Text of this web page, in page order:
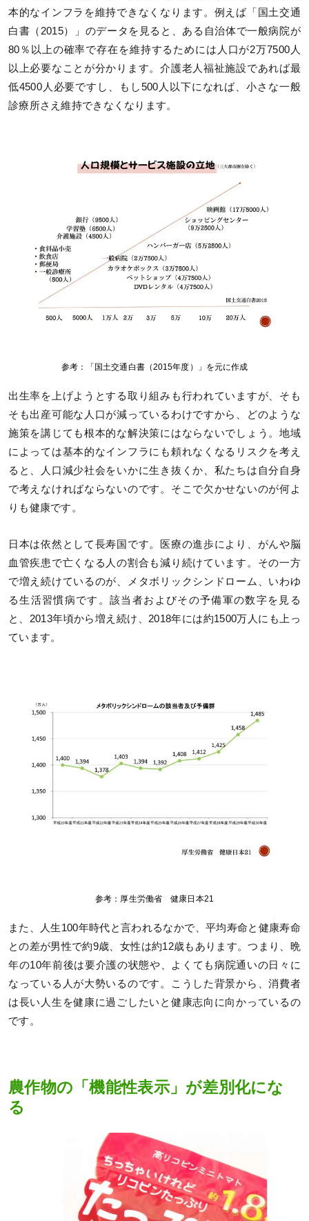
本的なインフラを維持できなくなります。例えば「国土交通
白書（2015）」のデータを見ると、ある自治体で一般病院が
80％以上の確率で存在を維持するためには人口が2万7500人
以上必要なことが分かります。介護老人福祉施設であれば最
低4500人必要ですし、もし500人以下になれば、小さな一般
診療所さえ維持できなくなります。
参考：「国土交通白書（2015年度）」を元に作成
出生率を上げようとする取り組みも行われていますが、そも
そも出産可能な人口が減っているわけですから、どのような
施策を講じても根本的な解決策にはならないでしょう。地域
によっては基本的なインフラにも頼れなくなるリスクを考え
ると、人口減少社会をいかに生き抜くか、私たちは自分自身
で考えなければならないのです。そこで欠かせないのが何よ
りも健康です。
日本は依然として長寿国です。医療の進歩により、がんや脳
血管疾患で亡くなる人の割合も減り続けています。その一方
で増え続けているのが、メタボリックシンドローム、いわゆ
る生活習慣病です。該当者およびその予備軍の数字を見る
と、2013年頃から増え続け、2018年には約1500万人にも上っ
ています。
参考：厚生労働省 健康日本21
また、人生100年時代と言われるなかで、平均寿命と健康寿命
との差が男性で約9歳、女性は約12歳もあります。つまり、晩
年の10年前後は要介護の状態や、よくても病院通いの日々に
なっている人が大勢いるのです。こうした背景から、消費者
は長い人生を健康に過ごしたいと健康志向に向かっているの
です。
農作物の「機能性表示」が差別化にな
る